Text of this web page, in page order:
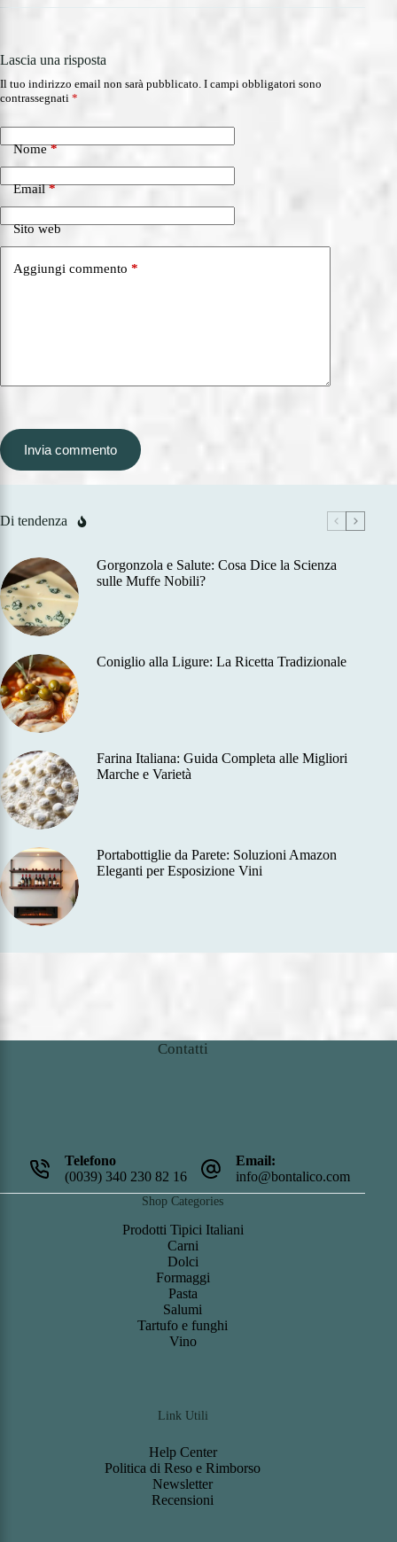
Lascia una risposta
Il tuo indirizzo email non sarà pubblicato. I campi obbligatori sono
contrassegnati *
Nome*
Email*
Sito web
Aggiungi commento *
Invia commento
Di tendenza
Gorgonzola e Salute: Cosa Dice la Scienza
sulle Muffe Nobili?
Coniglio alla Ligure: La Ricetta Tradizionale
Farina Italiana: Guida Completa alle Migliori
Marche e Varietà
Portabottiglie da Parete: Soluzioni Amazon
Eleganti per Esposizione Vini
Contatti
Telefono
(0039) 340 230 82 16
Email:
info@bontalico.com
Shop Categories
Prodotti Tipici Italiani
Carni
Dolci
Formaggi
Pasta
Salumi
Tartufo e funghi
Vino
Link Utili
Help Center
Politica di Reso e Rimborso
Newsletter
Recensioni